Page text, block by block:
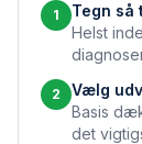
1
Tegn så
Helst
2
Vælg
Basis
det